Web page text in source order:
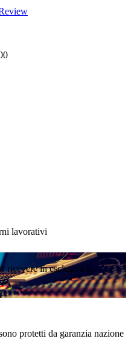
lavorativi
ricevere in esclusiva le
protetti da garanzia nazione